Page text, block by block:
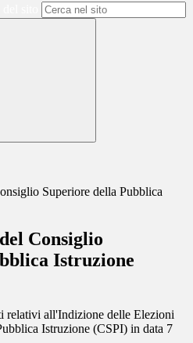
Superiore della Pubblica
Consiglio
Istruzione
relativi all'Indizione delle Elezioni
Istruzione (CSPI) in data 7